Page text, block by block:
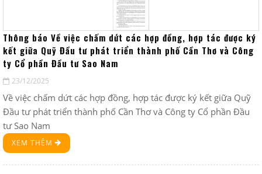
Thông báo Về việc chấm dứt các hợp đồng, hợp tác được ký
kết giữa Quỹ Đầu tư phát triển thành phố Cần Thơ và Công
ty Cổ phần Đầu tư Sao Nam
23/12/2025
Về việc chấm dứt các hợp đồng, hợp tác được ký kết giữa Quỹ
Đầu tư phát triển thành phố Cần Thơ và Công ty Cổ phần Đầu
tư Sao Nam
XEM THÊM